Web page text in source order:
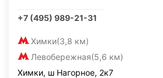
+7 (495) 989-21-31
Химки(3,8 км)
Левобережная(5,6 км)
Химки, ш Нагорное, 2к7